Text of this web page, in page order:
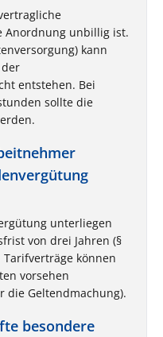
Anordnung unbillig ist.
kann
entstehen. Bei
sollte die
unterliegen
von drei Jahren (§
Tarifverträge können
vorsehen
die Geltendmachung).
besondere